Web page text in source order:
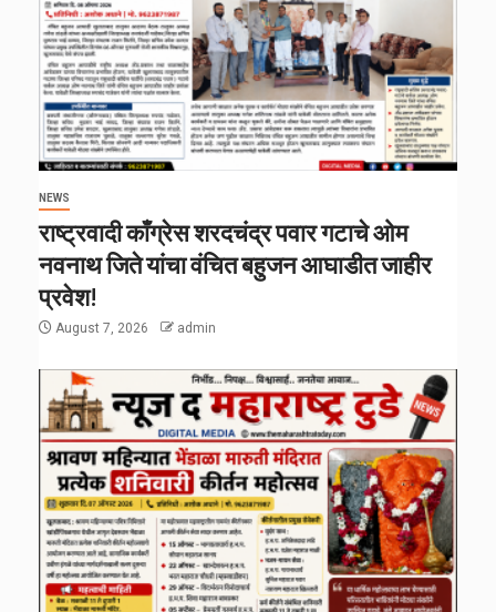
NEWS
राष्ट्रवादी काँग्रेस शरदचंद्र पवार गटाचे ओम
नवनाथ जिते यांचा वंचित बहुजन आघाडीत जाहीर
प्रवेश!
August 7, 2026 admin